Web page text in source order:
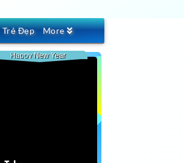
Trẻ Đẹp More
Happy New Year